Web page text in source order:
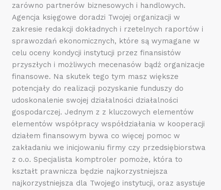
zarówno partnerów biznesowych i handlowych.
Agencja księgowe doradzi Twojej organizacji w
zakresie redakcji dokładnych i rzetelnych raportów i
sprawozdań ekonomicznych, które są wymagane w
celu oceny kondycji instytucji przez finansistów
przyszłych i możliwych mecenasów bądź organizacje
finansowe. Na skutek tego tym masz większe
potencjały do realizacji pozyskanie funduszy do
udoskonalenie swojej działalności działalności
gospodarczej. Jednym z z kluczowych elementów
elementów współpracy współdziałania w kooperacji
działem finansowym bywa co więcej pomoc w
zakładaniu we inicjowaniu firmy czy przedsiębiorstwa
z o.o. Specjalista komptroler pomoże, która to
kształt prawnicza będzie najkorzystniejsza
najkorzystniejsza dla Twojego instytucji, oraz asystuje